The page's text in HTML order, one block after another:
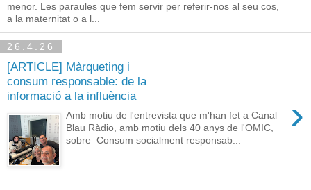
menor. Les paraules que fem servir per referir-nos al seu cos,
a la maternitat o a l...
26.4.26
[ARTICLE] Màrqueting i
consum responsable: de la
informació a la influència
›
Amb motiu de l'entrevista que m'han fet a Canal
Blau Ràdio, amb motiu dels 40 anys de l'OMIC,
sobre Consum socialment responsab...